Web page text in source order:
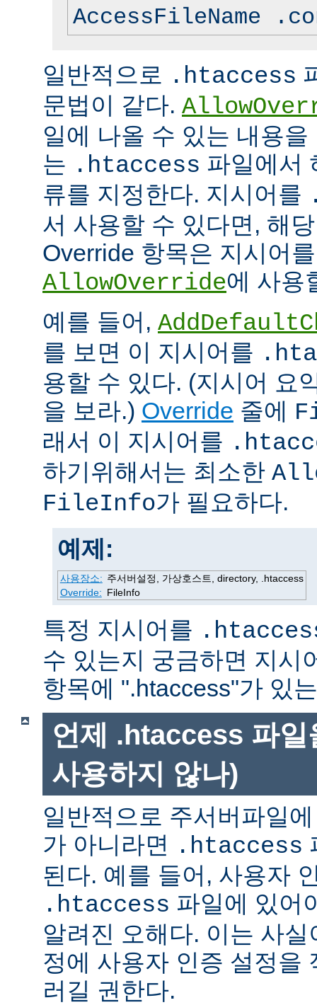
AccessFileName
일반적으로 .htaccess
문법이 같다.
일에 나올 수 있는 내용
는 .htaccess 파일에서
류를 지정한다. 지시어를
서 사용할 수 있다면, 해
Override 항목은 지시어
AllowOverride에 사용
예를 들어,
를 보면 이 지시어를
용할 수 있다. (지시어 요
을 보라.) Override 줄에
래서 이 지시어를
하기위해서는 최소한
FileInfo가 필요하다.
예제:
사용장소: 주서버설정, 가상호스트, directory, .htaccess
Override: FileInfo
특정 지시어를
수 있는지 궁금하면 지시
항목에 ".htaccess"가 있
언제 .htaccess 파일
사용하지 않나)
일반적으로 주서버파일
가 아니라면 .htaccess
된다. 예를 들어, 사용자
.htaccess 파일에 있어
알려진 오해다. 이는 사
정에 사용자 인증 설정을
러길 권한다.